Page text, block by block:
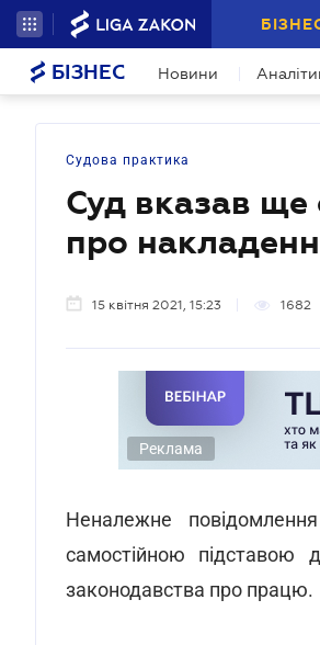
БІЗНЕС Новини
Судова практика
Суд вказав ще
про
15 квітня 2021, 15:23 1682
Реклама
Неналежне
самостійною
законодавства про працю.